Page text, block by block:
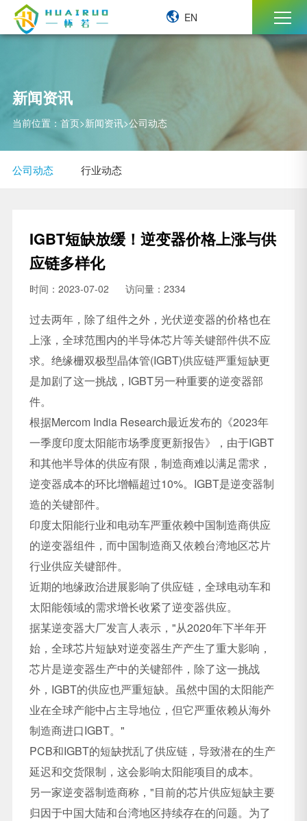
EN
新闻资讯
当前位置： 首页>新闻资讯>公司动态
公司动态 行业动态
IGBT短缺放缓！逆变器价格上涨与供
应链多样化
时间：2023-07-02 访问量：2334
过去两年，除了组件之外，光伏逆变器的价格也在
上涨，全球范围内的半导体芯片等关键部件供不应
求。绝缘栅双极型晶体管(IGBT)供应链严重短缺更
是加剧了这一挑战，IGBT另一种重要的逆变器部
件。
根据Mercom India Research最近发布的《2023年
一季度印度太阳能市场季度更新报告》，由于IGBT
和其他半导体的供应有限，制造商难以满足需求，
逆变器成本的环比增幅超过10%。IGBT是逆变器制
造的关键部件。
印度太阳能行业和电动车严重依赖中国制造商供应
的逆变器组件，而中国制造商又依赖台湾地区芯片
行业供应关键部件。
近期的地缘政治进展影响了供应链，全球电动车和
太阳能领域的需求增长收紧了逆变器供应。
据某逆变器大厂发言人表示，"从2020年下半年开
始，全球芯片短缺对逆变器生产产生了重大影响，
芯片是逆变器生产中的关键部件，除了这一挑战
外，IGBT的供应也严重短缺。虽然中国的太阳能产
业在全球产能中占主导地位，但它严重依赖从海外
制造商进口IGBT。"
PCB和IGBT的短缺扰乱了供应链，导致潜在的生产
延迟和交货限制，这会影响太阳能项目的成本。
另一家逆变器制造商称，"目前的芯片供应短缺主要
归因于中国大陆和台湾地区持续存在的问题。为了